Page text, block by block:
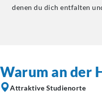
denen du dich entfalten
Warum an der
Attraktive Studienorte